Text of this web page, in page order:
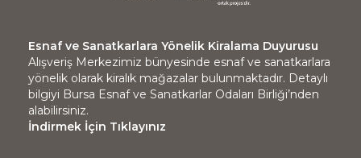
Esnaf ve Sanatkarlara Yönelik Kiralama Duyurusu
Alışveriş Merkezimiz bünyesinde esnaf ve sanatkarlara
yönelik olarak kiralık mağazalar bulunmaktadır. Detaylı
bilgiyi Bursa Esnaf ve Sanatkarlar Odaları Birliği’nden
alabilirsiniz.
İndirmek İçin Tıklayınız